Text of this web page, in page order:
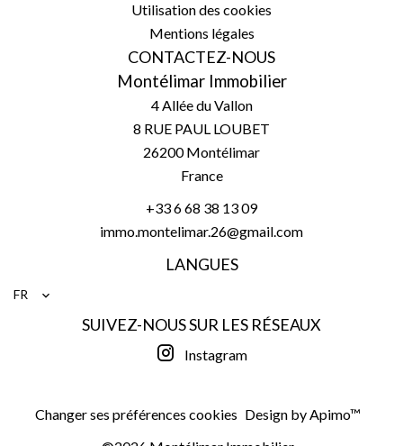
Utilisation des cookies
Mentions légales
CONTACTEZ-NOUS
Montélimar Immobilier
4 Allée du Vallon
8 RUE PAUL LOUBET
26200Montélimar
France
+33 6 68 38 13 09
immo.montelimar.26@gmail.com
LANGUES
FR
SUIVEZ-NOUS SUR LES RÉSEAUX
Instagram
Changer ses préférences cookies Design byApimo™